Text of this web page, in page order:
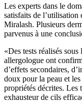
Les experts dans le
satisfaits de l’utilisation
Miralash. Plusieurs
parvenus à une
«Des tests réalisés
allergologue ont
d’effets secondaires,
doux pour la peau et
propriétés décrites. Les
exhausteur de cils